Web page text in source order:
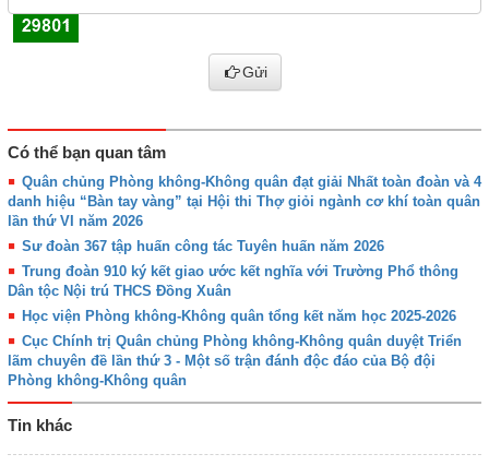
Gửi
Có thể bạn quan tâm
Quân chủng Phòng không-Không quân đạt giải Nhất toàn đoàn và 4
danh hiệu “Bàn tay vàng” tại Hội thi Thợ giỏi ngành cơ khí toàn quân
lần thứ VI năm 2026
Sư đoàn 367 tập huấn công tác Tuyên huấn năm 2026
Trung đoàn 910 ký kết giao ước kết nghĩa với Trường Phổ thông
Dân tộc Nội trú THCS Đồng Xuân
Học viện Phòng không-Không quân tổng kết năm học 2025-2026
Cục Chính trị Quân chủng Phòng không-Không quân duyệt Triển
lãm chuyên đề lần thứ 3 - Một số trận đánh độc đáo của Bộ đội
Phòng không-Không quân
Tin khác